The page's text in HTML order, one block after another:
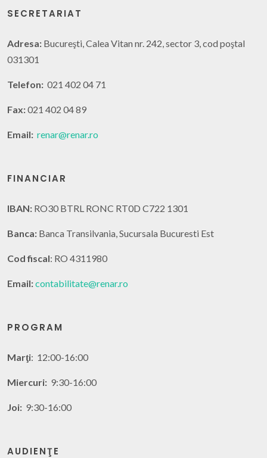
SECRETARIAT
Adresa: Bucureşti, Calea Vitan nr. 242, sector 3, cod poştal
031301
Telefon: 021 402 04 71
Fax:021 402 04 89
Email: renar@renar.ro
FINANCIAR
IBAN: RO30 BTRL RONC RT0D C722 1301
Banca: Banca Transilvania, Sucursala Bucuresti Est
Cod fiscal: RO 4311980
Email:contabilitate@renar.ro
PROGRAM
Marţi: 12:00-16:00
Miercuri: 9:30-16:00
Joi: 9:30-16:00
AUDIENŢE